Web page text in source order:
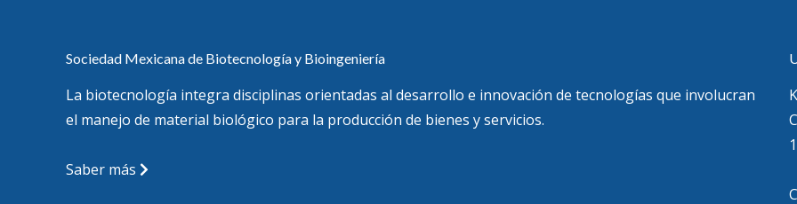
Sociedad Mexicana de Biotecnología y Bioingeniería
La biotecnología integra disciplinas orientadas al desarrollo e innovación de tecnologías que involucran
el manejo de material biológico para la producción de bienes y servicios.
Saber más